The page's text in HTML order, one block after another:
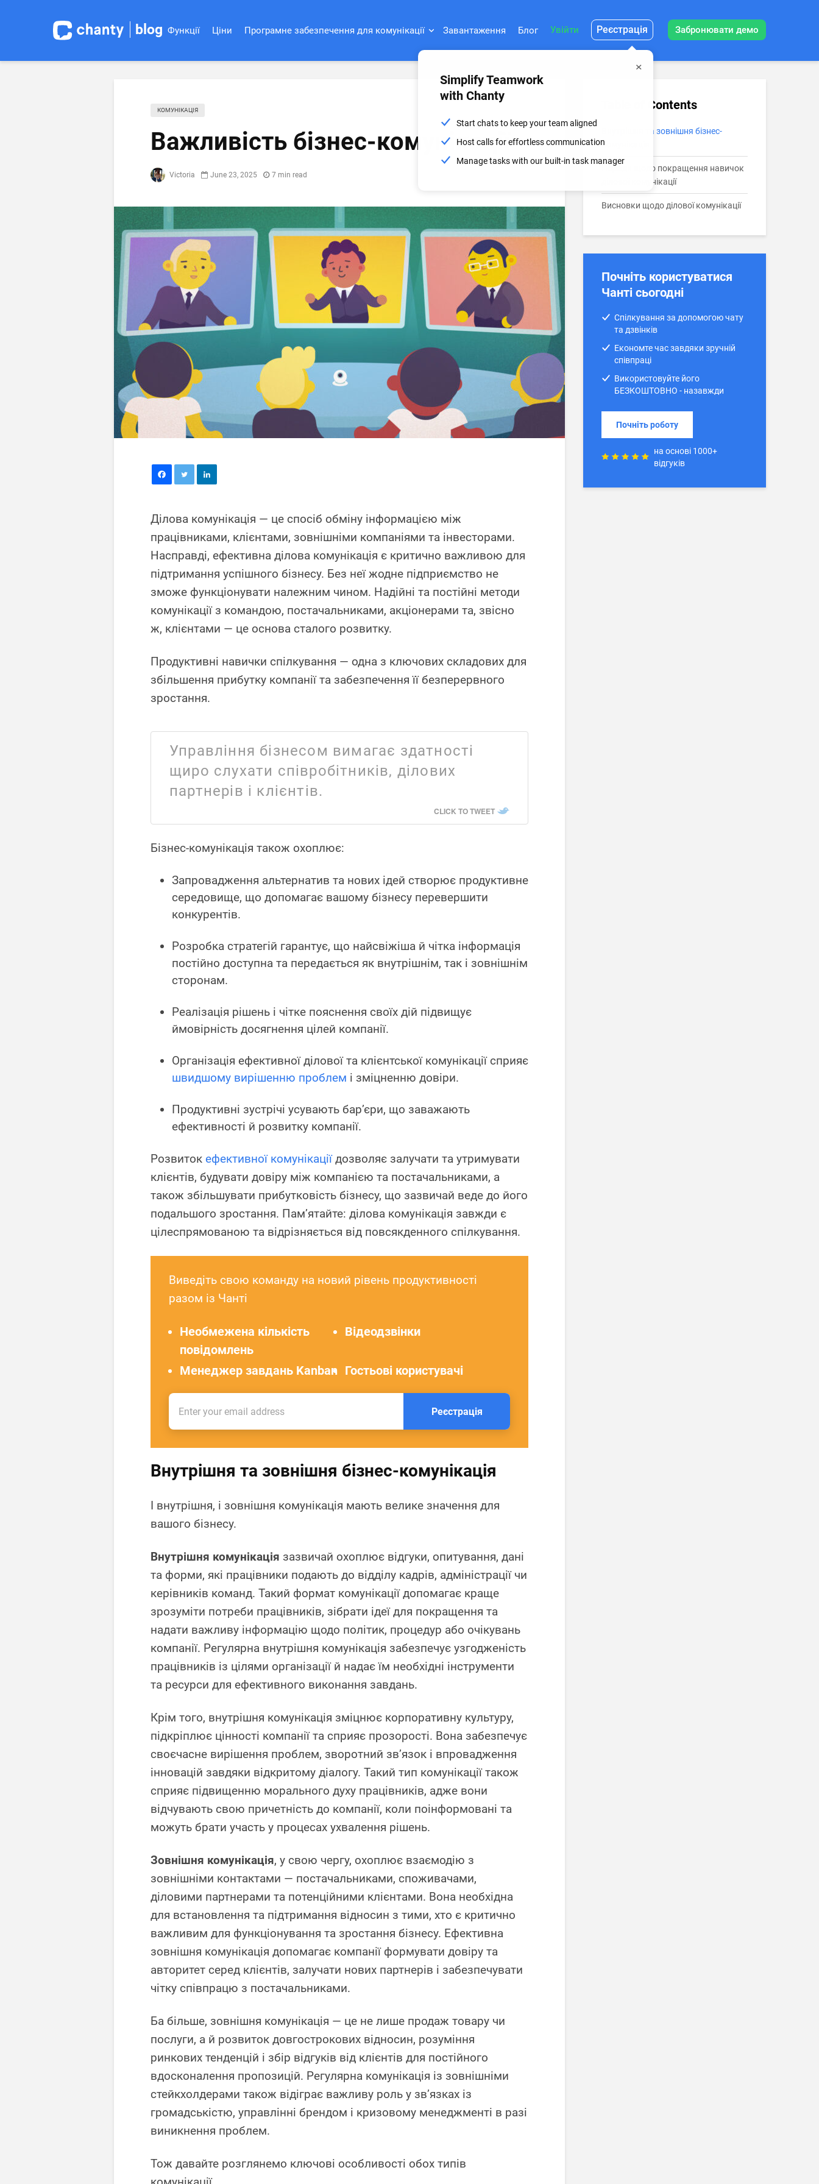
blog Функції Ціни Програмне забезпечення для комунікації Завантаження Блог Увійти Реєстрація
Simplify Teamwork
with Chanty
Start chats to keep your team aligned
Host calls for effortless communication
Manage tasks with our built-in task manager
Забронювати демо
КОМУНІКАЦІЯ
Важливість бізнес-комунікації
Victoria June 23, 2025 7 min read
Ділова комунікація — це спосіб обміну інформацією між
працівниками, клієнтами, зовнішніми компаніями та інвесторами.
Насправді, ефективна ділова комунікація є критично важливою для
підтримання успішного бізнесу. Без неї жодне підприємство не
зможе функціонувати належним чином. Надійні та постійні методи
комунікації з командою, постачальниками, акціонерами та, звісно
ж, клієнтами — це основа сталого розвитку.
Продуктивні навички спілкування — одна з ключових складових для
збільшення прибутку компанії та забезпечення її безперервного
зростання.
Управління бізнесом вимагає здатності
щиро слухати співробітників, ділових
партнерів і клієнтів.
CLICK TO TWEET
Бізнес-комунікація також охоплює:
Запровадження альтернатив та нових ідей створює продуктивне
середовище, що допомагає вашому бізнесу перевершити
конкурентів.
Розробка стратегій гарантує, що найсвіжіша й чітка інформація
постійно доступна та передається як внутрішнім, так і зовнішнім
сторонам.
Реалізація рішень і чітке пояснення своїх дій підвищує
ймовірність досягнення цілей компанії.
Організація ефективної ділової та клієнтської комунікації сприяє
швидшому вирішенню проблем і зміцненню довіри.
Продуктивні зустрічі усувають бар’єри, що заважають
ефективності й розвитку компанії.
Розвиток ефективної комунікаціїдозволяє залучати та утримувати
клієнтів, будувати довіру між компанією та постачальниками, а
також збільшувати прибутковість бізнесу, що зазвичай веде до його
подальшого зростання. Пам’ятайте: ділова комунікація завжди є
цілеспрямованою та відрізняється від повсякденного спілкування.
Виведіть свою команду на новий рівень продуктивності
разом із Чанті
Необмежена кількість
повідомлень
Відеодзвінки
Менеджер завдань Kanban Гостьові користувачі
Реєстрація
Внутрішня та зовнішня бізнес-комунікація
І внутрішня, і зовнішня комунікація мають велике значення для
вашого бізнесу.
Внутрішня комунікація зазвичай охоплює відгуки, опитування, дані
та форми, які працівники подають до відділу кадрів, адміністрації чи
керівників команд. Такий формат комунікації допомагає краще
зрозуміти потреби працівників, зібрати ідеї для покращення та
надати важливу інформацію щодо політик, процедур або очікувань
компанії. Регулярна внутрішня комунікація забезпечує узгодженість
працівників із цілями організації й надає їм необхідні інструменти
та ресурси для ефективного виконання завдань.
Крім того, внутрішня комунікація зміцнює корпоративну культуру,
підкріплює цінності компанії та сприяє прозорості. Вона забезпечує
своєчасне вирішення проблем, зворотний зв’язок і впровадження
інновацій завдяки відкритому діалогу. Такий тип комунікації також
сприяє підвищенню морального духу працівників, адже вони
відчувають свою причетність до компанії, коли поінформовані та
можуть брати участь у процесах ухвалення рішень.
Зовнішня комунікація, у свою чергу, охоплює взаємодію з
зовнішніми контактами — постачальниками, споживачами,
діловими партнерами та потенційними клієнтами. Вона необхідна
для встановлення та підтримання відносин з тими, хто є критично
важливим для функціонування та зростання бізнесу. Ефективна
зовнішня комунікація допомагає компанії формувати довіру та
авторитет серед клієнтів, залучати нових партнерів і забезпечувати
чітку співпрацю з постачальниками.
Ба більше, зовнішня комунікація — це не лише продаж товару чи
послуги, а й розвиток довгострокових відносин, розуміння
ринкових тенденцій і збір відгуків від клієнтів для постійного
вдосконалення пропозицій. Регулярна комунікація із зовнішніми
стейкхолдерами також відіграє важливу роль у зв’язках із
громадськістю, управлінні брендом і кризовому менеджменті в разі
виникнення проблем.
Тож давайте розглянемо ключові особливості обох типів
Table of Contents
Внутрішня та зовнішня бізнес-
комунікація
Поради щодо покращення навичок
ділової комунікації
Висновки щодо ділової комунікації
Почніть користуватися
Чанті сьогодні
Спілкування за допомогою чату
та дзвінків
Економте час завдяки зручній
співпраці
Використовуйте його
БЕЗКОШТОВНО - назавжди
Почніть роботу
на основі 1000+
відгуків